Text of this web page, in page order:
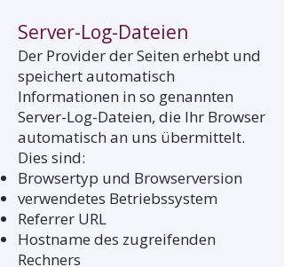
Server-Log-Dateien
Der Provider der Seiten erhebt und
speichert automatisch
Informationen in so genannten
Server-Log-Dateien, die Ihr Browser
automatisch an uns übermittelt.
Dies sind:
Browsertyp und Browserversion
verwendetes Betriebssystem
Referrer URL
Hostname des zugreifenden
Rechners